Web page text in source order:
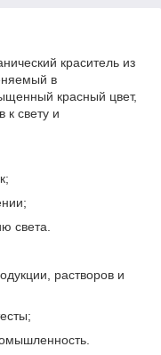
краситель из
в
красный цвет,
к свету и
света.
растворов и